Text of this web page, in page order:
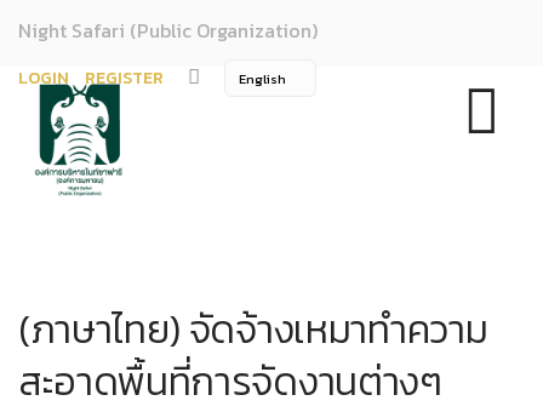
Night Safari (Public Organization)
LOGIN REGISTER
(ภาษาไทย) จัดจ้างเหมาทำความ
สะอาดพื้นที่การจัดงานต่างๆ